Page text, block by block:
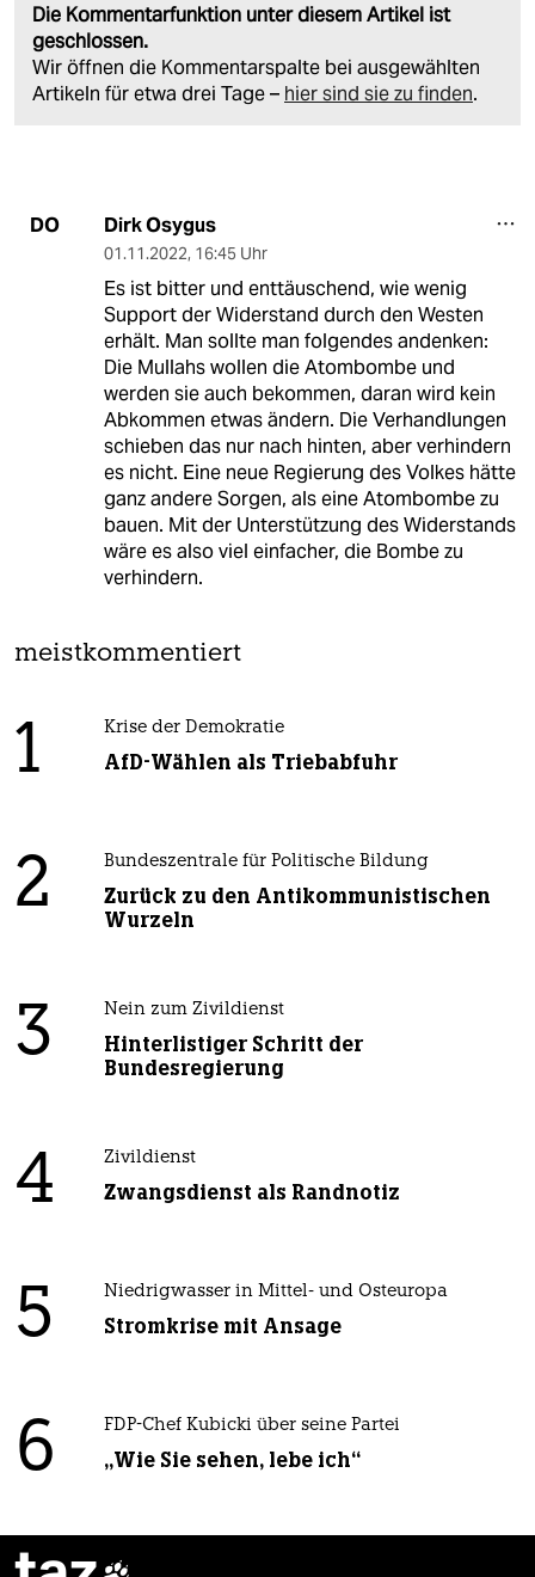
Die Kommentarfunktion unter diesem Artikel ist
geschlossen.
Wir öffnen die Kommentarspalte bei ausgewählten
Artikeln für etwa drei Tage – hier sind sie zu finden.
DO Dirk Osygus
01.11.2022, 16:45 Uhr
Es ist bitter und enttäuschend, wie wenig
Support der Widerstand durch den Westen
erhält. Man sollte man folgendes andenken:
Die Mullahs wollen die Atombombe und
werden sie auch bekommen, daran wird kein
Abkommen etwas ändern. Die Verhandlungen
schieben das nur nach hinten, aber verhindern
es nicht. Eine neue Regierung des Volkes hätte
ganz andere Sorgen, als eine Atombombe zu
bauen. Mit der Unterstützung des Widerstands
wäre es also viel einfacher, die Bombe zu
verhindern.
meistkommentiert
1 Krise der Demokratie
AfD-Wählen als Triebabfuhr
2 Bundeszentrale für Politische Bildung
Zurück zu den Antikommunistischen
Wurzeln
3 Nein zum Zivildienst
Hinterlistiger Schritt der
Bundesregierung
4 Zivildienst
Zwangsdienst als Randnotiz
5 Niedrigwasser in Mittel- und Osteuropa
Stromkrise mit Ansage
6 FDP-Chef Kubicki über seine Partei
„Wie Sie sehen, lebe ich“